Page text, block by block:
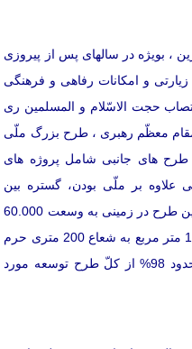
، بویژه در سالهای پس از پیروزی
و امكانات رفاهی و فرهنگی
1369 و به دنبال انتصاب حجت الاسّلام و المسلمین ری
معظّم رهبری ، طرح بزرگ ملّی
های جانبی شامل پروژه های
علاوه بر ملّی بودن، گستره بین
المللی را نیز شامل می شود آغاز شد. این طرح در زمینی به وسعت 60.000
متر مربع و در مجموع با زیربنای 120.000 متر مربع به شعاع 200 متری حرم
مطهّر به اجراء در آمد و تا كنون ، در حدود 98% از كلّ طرح توسعه مورد